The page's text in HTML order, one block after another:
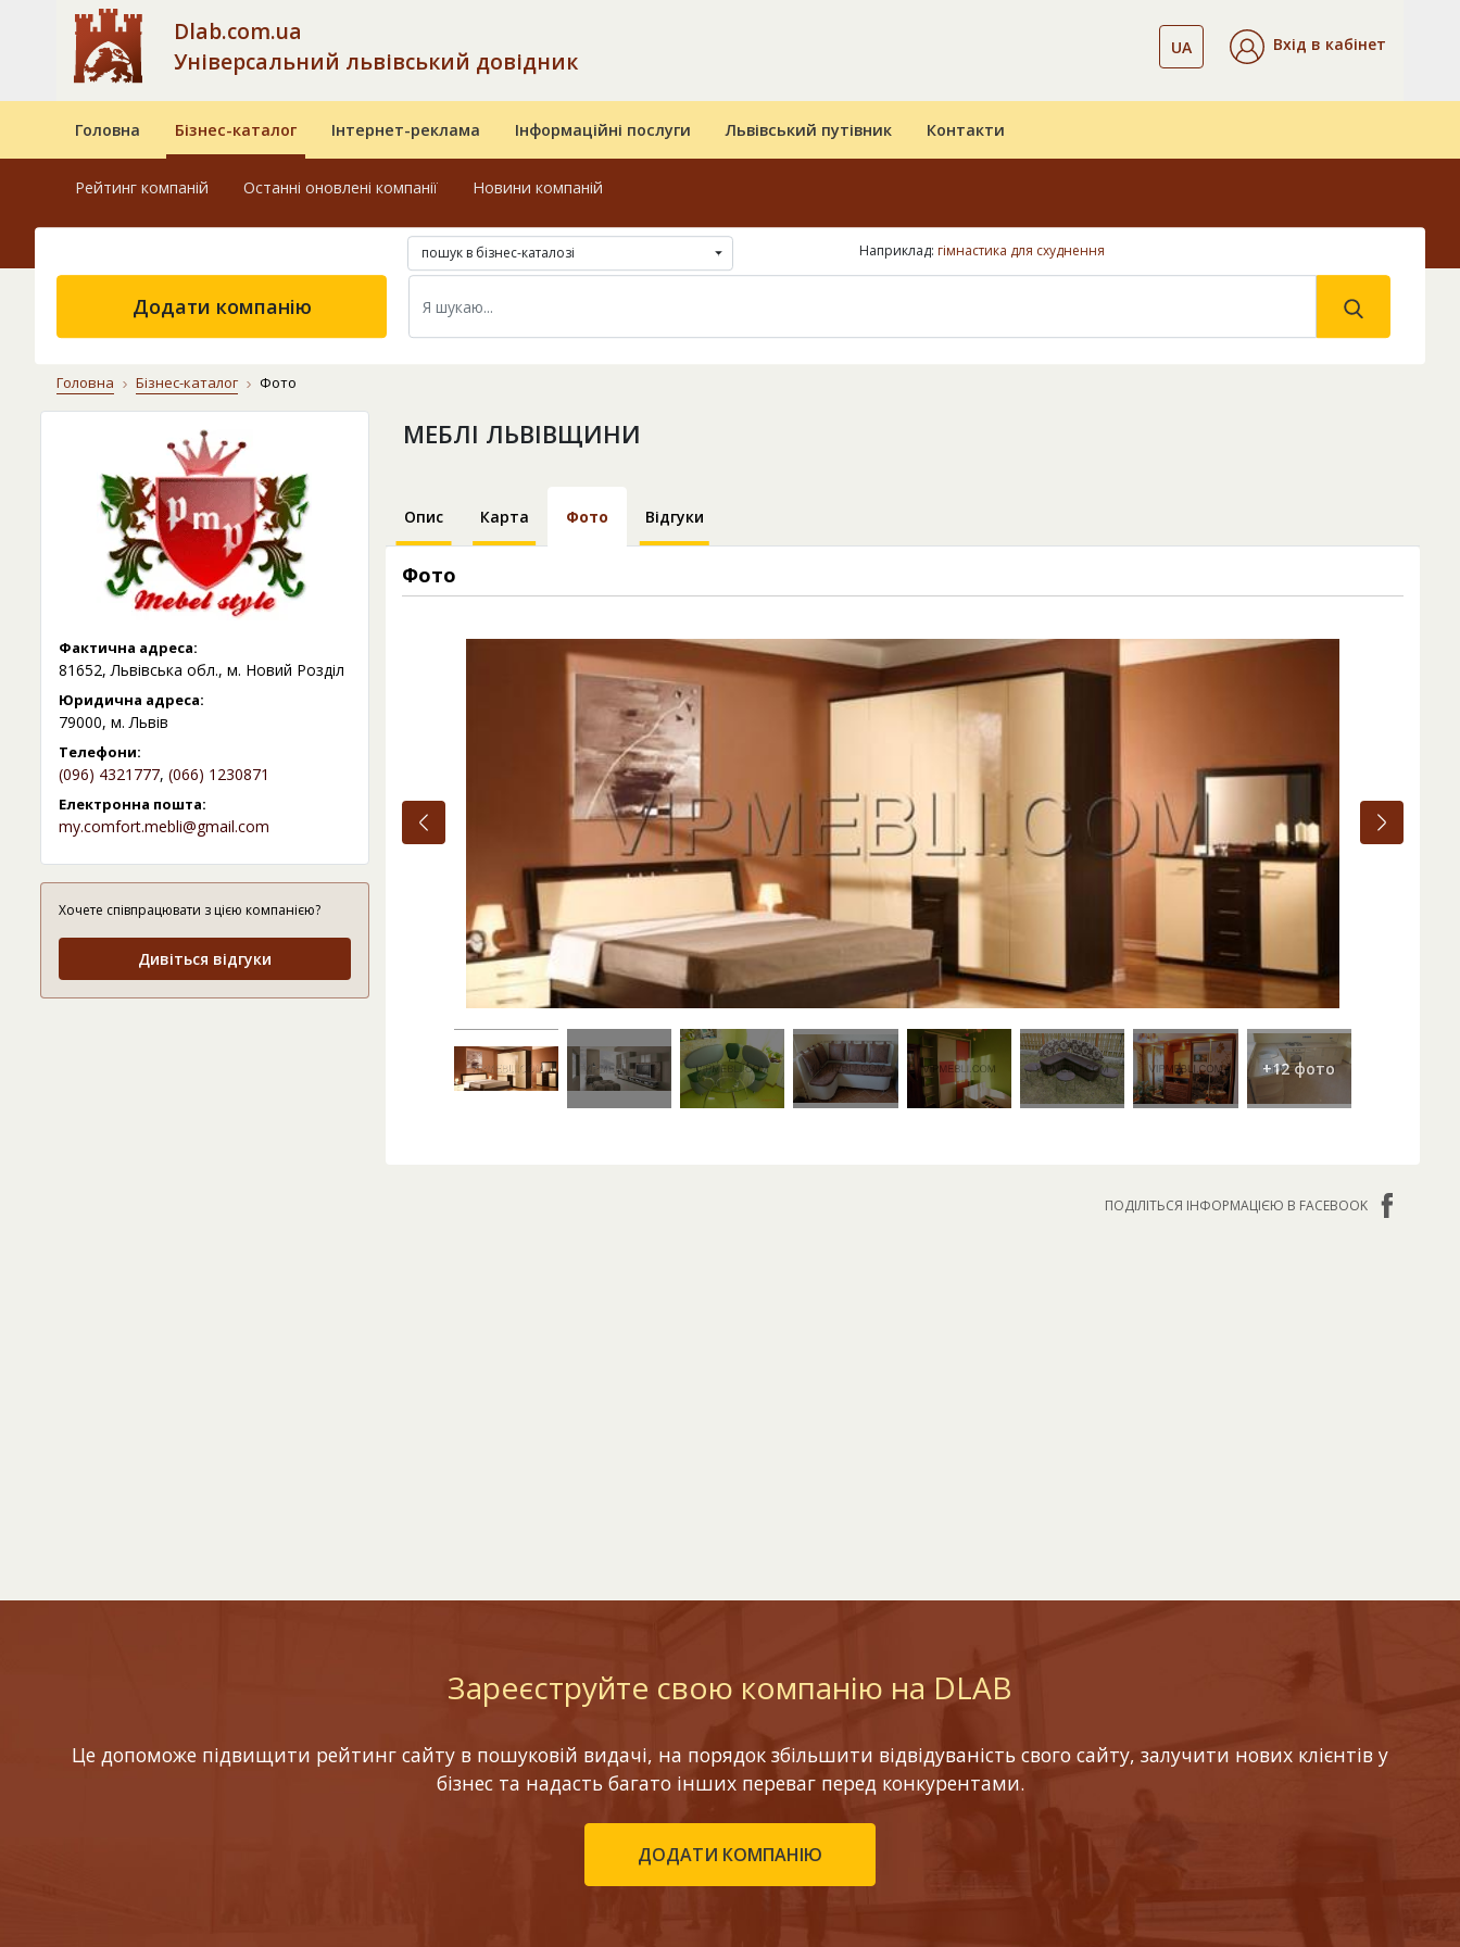
Dlab.com.ua
Універсальний львівський довідник
UA Вхід в кабінет
Головна Бізнес-каталог Інтернет-реклама Інформаційні послуги Львівський путівник Контакти
Рейтинг компаній Останні оновлені компанії Новини компаній
пошук в бізнес-каталозі Наприклад: гімнастика для схуднення
Додати компанію
Головна Бізнес-каталог Фото
Фактична адреса:
81652, Львівська обл., м. Новий Розділ
Юридична адреса:
79000, м. Львів
Телефони:
(096) 4321777, (066) 1230871
Електронна пошта:
my.comfort.mebli@gmail.com
Хочете співпрацювати з цією компанією?
Дивіться відгуки
МЕБЛІ ЛЬВІВЩИНИ
Опис Карта Фото Відгуки
Фото
ПОДІЛІТЬСЯ ІНФОРМАЦІЄЮ В FACEBOOK
Зареєструйте свою компанію на DLAB
Це допоможе підвищити рейтинг сайту в пошуковій видачі, на порядок збільшити відвідуваність свого сайту, залучити нових клієнтів у
бізнес та надасть багато інших переваг перед конкурентами.
ДОДАТИ КОМПАНІЮ